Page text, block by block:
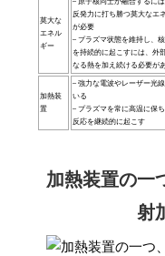
莫大な
エネル
ギー
– 原子核同士が融合するに
反発力に打ち勝つ莫大なエ
が必要
– プラズマ状態を維持し、
を持続的に起こすには、外
なる熱を加え続ける必要が
加熱装
置
– 強力な電波やレーザー光
いる
– プラズマを常に高温に保
反応を継続的に起こす
加熱装置の一
射